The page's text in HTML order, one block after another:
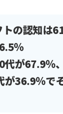
の認知は
％
代が67.9％
が36.9％で